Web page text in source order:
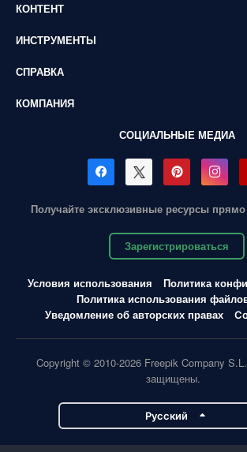
КОНТЕНТ
ИНСТРУМЕНТЫ
СПРАВКА
КОМПАНИЯ
СОЦИАЛЬНЫЕ МЕДИА
Получайте эксклюзивные ресурсы
Зарегистрироваться
Условия использования
Политика
Политика использования
Уведомление об авторских правах
Copyright © 2010-2026 Freepik Company
защищены.
Pусский